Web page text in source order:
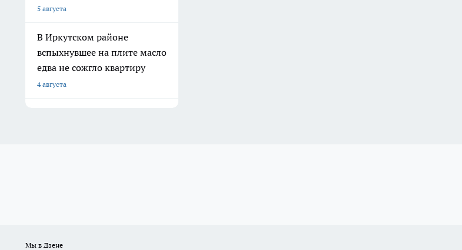
5 августа
В Иркутском районе
вспыхнувшее на плите масло
едва не сожгло квартиру
4 августа
Мы в Дзене